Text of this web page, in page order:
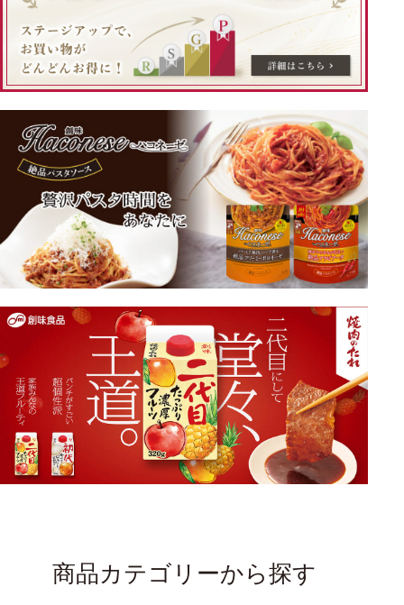
商品カテゴリーから探す